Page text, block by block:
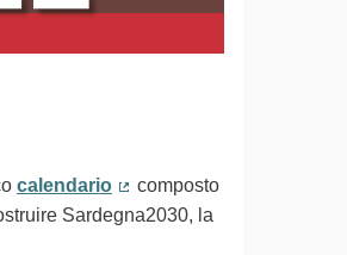
calendario
(Collegamento esterno)
composto
Sardegna2030, la